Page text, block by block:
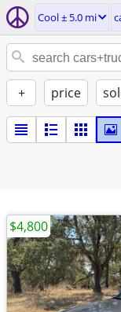
Cool ± 5.0 mi
+ price
$4,800